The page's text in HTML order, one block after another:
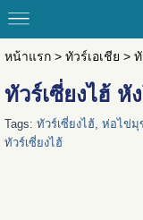
หน้าแรก> ทัวร์เอเชีย >
ทัวร์เซี่ยงไฮ้ หั
Tags: ทัวร์เซี่ยงไฮ้, ห่อไข่มุ
ทัวร์เซี่ยงไฮ้